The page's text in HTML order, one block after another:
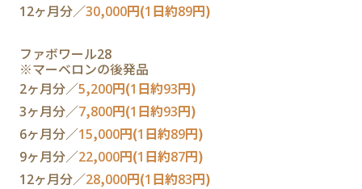
12ヶ月分／30,000円(1日約89円)
ファボワール28
※マーベロンの後発品
2ヶ月分／5,200円(1日約93円)
3ヶ月分／7,800円(1日約93円)
6ヶ月分／15,000円(1日約89円)
9ヶ月分／22,000円(1日約87円)
12ヶ月分／28,000円(1日約83円)